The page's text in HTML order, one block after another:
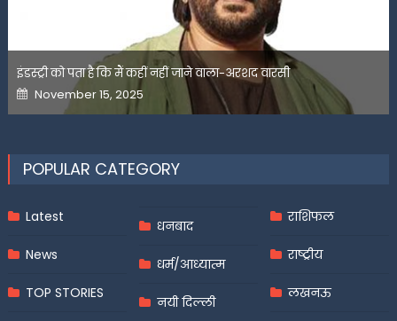
इंडस्ट्री को पता है कि मैं कहीं नहीं जाने वाला-अरशद वारसी
Posted
on
November 15, 2025
POPULAR CATEGORY
Latest
News
TOP STORIES
धनबाद
धर्म/आध्यात्म
नयी दिल्ली
राशिफल
राष्ट्रीय
लखनऊ